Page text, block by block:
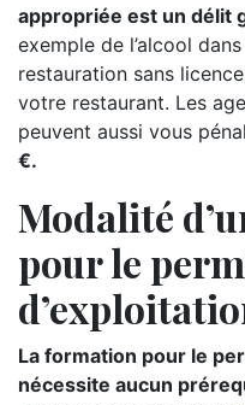
appropriée est un délit
exemple de l’alcool
restauration sans
votre restaurant. Les
peuvent aussi vous
€.
Modalité
pour le
La formation pour le
nécessite aucun